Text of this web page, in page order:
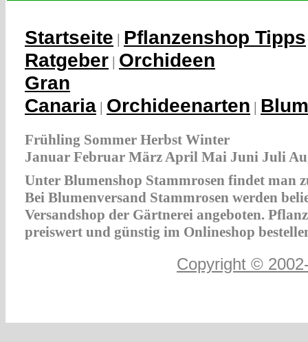
Startseite | Pflanzenshop Tipps
Ratgeber | Orchideen
Gran
Canaria | Orchideenarten |
Frühling Sommer Herbst Winter
Januar Februar März April Mai Juni Juli
Unter Blumenshop Stammrosen findet man
Bei Blumenversand Stammrosen werden
Versandshop der Gärtnerei angeboten.
preiswert und günstig im Onlineshop
Copyright ©